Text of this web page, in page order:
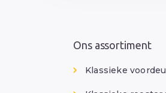
Ons assortiment
Klassieke